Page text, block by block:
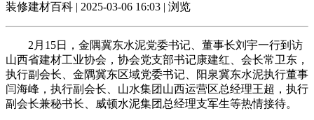
装修建材百科 | 2025-03-06 16:03 | 浏览
2月15日，金隅冀东水泥党委书记、董事长刘宇一行到访
山西省建材工业协会，协会党支部书记康建红、会长常卫东，
执行副会长、金隅冀东区域党委书记、阳泉冀东水泥执行董事
闫海峰，执行副会长、山水集团山西运营区总经理王超，执行
副会长兼秘书长、威顿水泥集团总经理支军生等热情接待。